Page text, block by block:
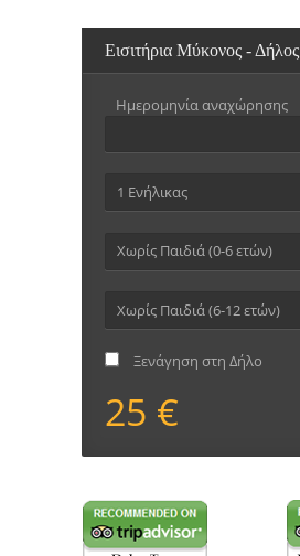
Εισιτήρια Μύκονος - Δήλος
Ημερομηνία αναχώρησης
1 Ενήλικας
Χωρίς Παιδιά (0-6 ετών)
Χωρίς Παιδιά (6-12 ετών)
Ξενάγηση στη Δήλο
25 €